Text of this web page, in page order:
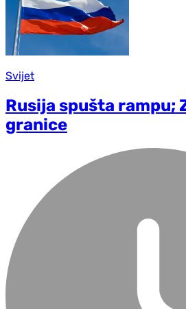
Svijet
Rusija spušta rampu;
granice